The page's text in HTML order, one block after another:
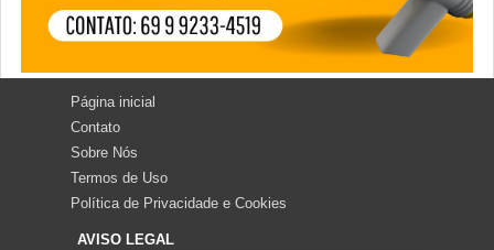
Página inicial
Contato
Sobre Nós
Termos de Uso
Política de Privacidade e Cookies
AVISO LEGAL